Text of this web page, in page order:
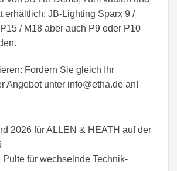
erhältlich: JB-Lighting Sparx 9 /
/ M18 aber auch P9 oder P10
Fordern Sie gleich Ihr
Angebot unter info@etha.de an!
2026 für ALLEN & HEATH auf der
für wechselnde Technik-